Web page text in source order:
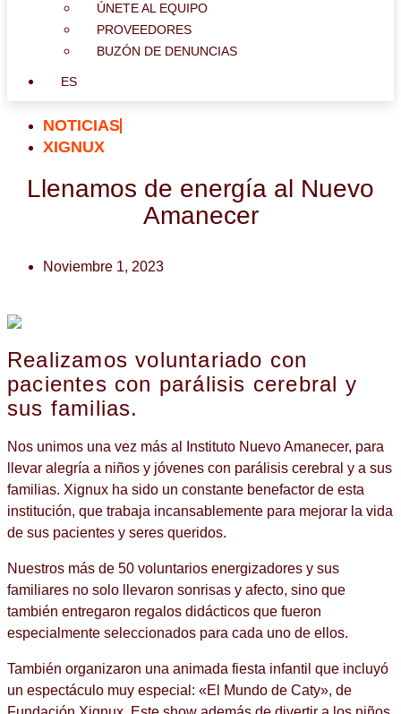
ÚNETE AL EQUIPO
PROVEEDORES
BUZÓN DE DENUNCIAS
ES
NOTICIAS
XIGNUX
Llenamos de energía al Nuevo
Amanecer
Noviembre 1, 2023
Realizamos voluntariado con
pacientes con parálisis cerebral y
sus familias.
Nos unimos una vez más al Instituto Nuevo Amanecer, para
llevar alegría a niños y jóvenes con parálisis cerebral y a sus
familias. Xignux ha sido un constante benefactor de esta
institución, que trabaja incansablemente para mejorar la vida
de sus pacientes y seres queridos.
Nuestros más de 50 voluntarios energizadores y sus
familiares no solo llevaron sonrisas y afecto, sino que
también entregaron regalos didácticos que fueron
especialmente seleccionados para cada uno de ellos.
También organizaron una animada fiesta infantil que incluyó
un espectáculo muy especial: «El Mundo de Caty», de